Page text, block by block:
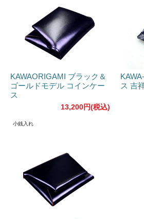
KAWAORIGAMI ブラック＆
ゴールドモデル コインケー
ス
13,200円(税込)
小銭入れ
ス 吉